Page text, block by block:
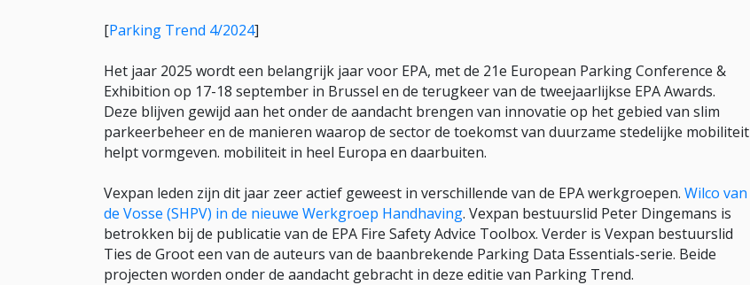
[Parking Trend 4/2024]
Het jaar 2025 wordt een belangrijk jaar voor EPA, met de 21e European Parking Conference &
Exhibition op 17-18 september in Brussel en de terugkeer van de tweejaarlijkse EPA Awards.
Deze blijven gewijd aan het onder de aandacht brengen van innovatie op het gebied van slim
parkeerbeheer en de manieren waarop de sector de toekomst van duurzame stedelijke mobiliteit
helpt vormgeven. mobiliteit in heel Europa en daarbuiten.
Vexpan leden zijn dit jaar zeer actief geweest in verschillende van de EPA werkgroepen. Wilco van
de Vosse (SHPV) in de nieuwe Werkgroep Handhaving. Vexpan bestuurslid Peter Dingemans is
betrokken bij de publicatie van de EPA Fire Safety Advice Toolbox. Verder is Vexpan bestuurslid
Ties de Groot een van de auteurs van de baanbrekende Parking Data Essentials-serie. Beide
projecten worden onder de aandacht gebracht in deze editie van Parking Trend.